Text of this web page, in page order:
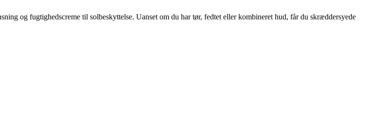
og fugtighedscreme til solbeskyttelse. Uanset om du har tør, fedtet eller kombineret hud, får du skræddersyede